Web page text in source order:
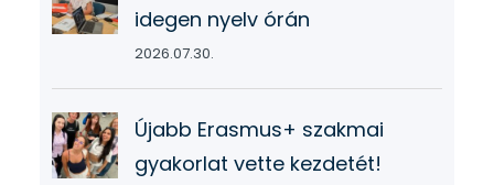
idegen nyelv órán
2026.07.30.
Újabb Erasmus+ szakmai
gyakorlat vette kezdetét!